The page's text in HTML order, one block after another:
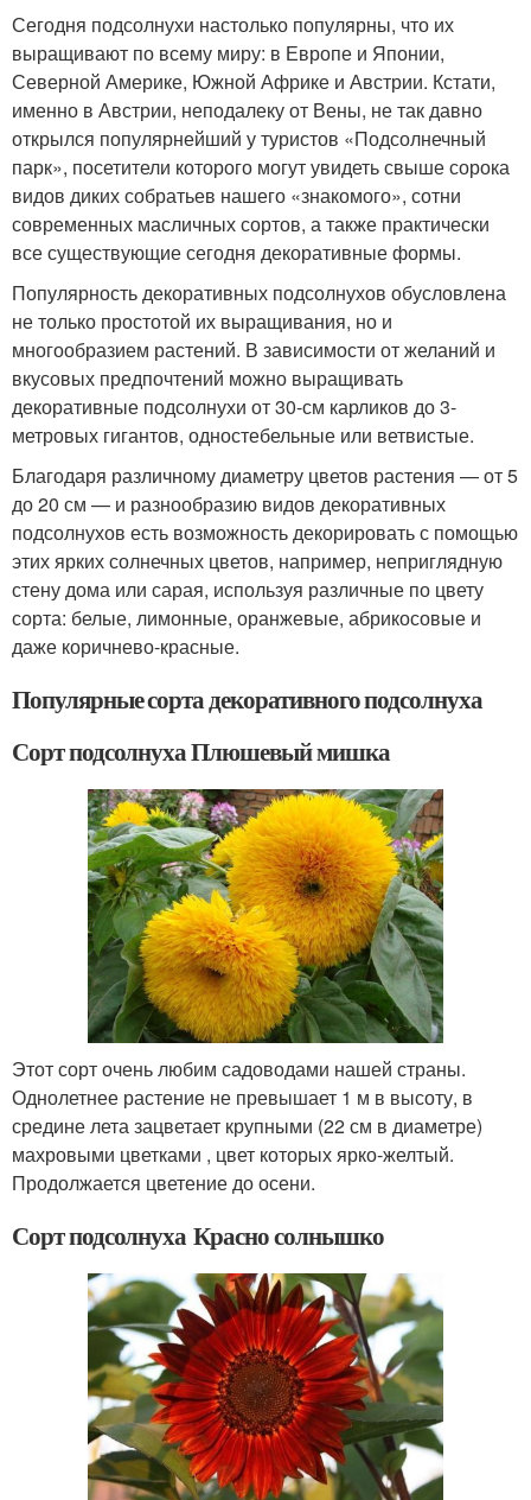
Сегодня подсолнухи настолько популярны, что их
выращивают по всему миру: в Европе и Японии,
Северной Америке, Южной Африке и Австрии. Кстати,
именно в Австрии, неподалеку от Вены, не так давно
открылся популярнейший у туристов «Подсолнечный
парк», посетители которого могут увидеть свыше сорока
видов диких собратьев нашего «знакомого», сотни
современных масличных сортов, а также практически
все существующие сегодня декоративные формы.
Популярность декоративных подсолнухов обусловлена
не только простотой их выращивания, но и
многообразием растений. В зависимости от желаний и
вкусовых предпочтений можно выращивать
декоративные подсолнухи от 30-см карликов до 3-
метровых гигантов, одностебельные или ветвистые.
Благодаря различному диаметру цветов растения — от 5
до 20 см — и разнообразию видов декоративных
подсолнухов есть возможность декорировать с помощью
этих ярких солнечных цветов, например, неприглядную
стену дома или сарая, используя различные по цвету
сорта: белые, лимонные, оранжевые, абрикосовые и
даже коричнево-красные.
Популярные сорта декоративного подсолнуха
Сорт подсолнуха Плюшевый мишка
Этот сорт очень любим садоводами нашей страны.
Однолетнее растение не превышает 1 м в высоту, в
средине лета зацветает крупными (22 см в диаметре)
махровыми цветками , цвет которых ярко-желтый.
Продолжается цветение до осени.
Сорт подсолнуха Красно солнышко